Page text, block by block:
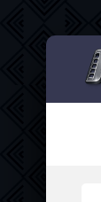
Мультсериалы